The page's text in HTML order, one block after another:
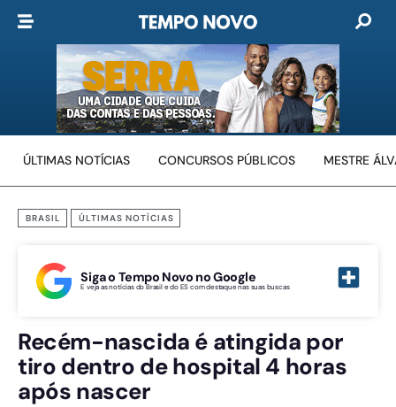
ÚLTIMAS NOTÍCIAS CONCURSOS PÚBLICOS MESTRE
BRASIL ÚLTIMAS NOTÍCIAS
Siga o Tempo Novo no Google
E veja as notícias do Brasil e do ES com destaque nas suas buscas
Recém-nascida é atingida por
tiro dentro de hospital 4 horas
após nascer